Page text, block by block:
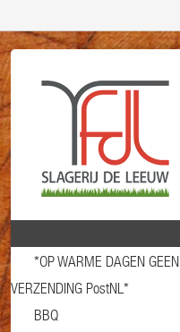
*OP WARME DAGEN GEEN
VERZENDING PostNL*
BBQ